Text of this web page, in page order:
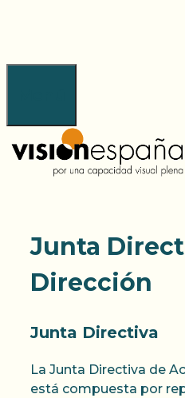
Junta
Dirección
Junta Directiva
La Junta Directiva de
está compuesta por